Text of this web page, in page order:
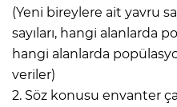
(Yeni bireylere ait yavru
sayıları, hangi alanlarda
hangi alanlarda
veriler)
2. Söz konusu envanter